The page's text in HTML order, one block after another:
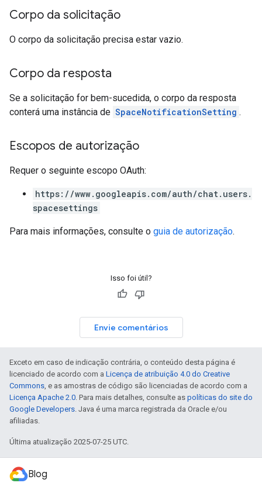
Corpo da solicitação
O corpo da solicitação precisa estar vazio.
Corpo da resposta
Se a solicitação for bem-sucedida, o corpo da resposta
conterá uma instância de SpaceNotificationSetting .
Escopos de autorização
Requer o seguinte escopo OAuth:
https://www.googleapis.com/auth/chat.users.
spacesettings
Para mais informações, consulte o guia de autorização.
Isso foi útil?
Envie comentários
Exceto em caso de indicação contrária, o conteúdo desta página é
licenciado de acordo com a Licença de atribuição 4.0 do Creative
Commons, e as amostras de código são licenciadas de acordo com a
Licença Apache 2.0. Para mais detalhes, consulte as políticas do site do
Google Developers. Java é uma marca registrada da Oracle e/ou
afiliadas.
Última atualização 2025-07-25 UTC.
Blog